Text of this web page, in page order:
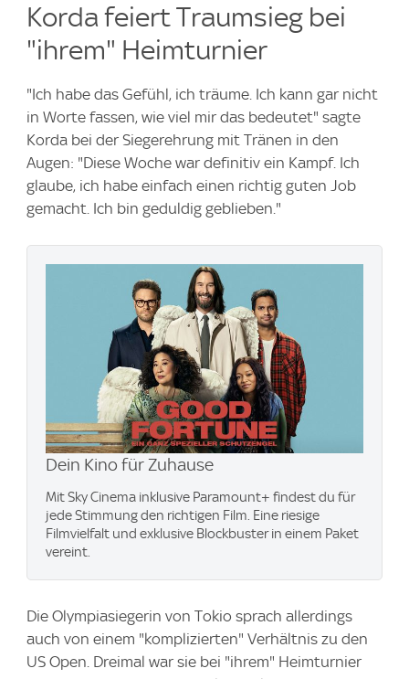
Korda feiert Traumsieg bei
"ihrem" Heimturnier
"Ich habe das Gefühl, ich träume. Ich kann gar nicht
in Worte fassen, wie viel mir das bedeutet" sagte
Korda bei der Siegerehrung mit Tränen in den
Augen: "Diese Woche war definitiv ein Kampf. Ich
glaube, ich habe einfach einen richtig guten Job
gemacht. Ich bin geduldig geblieben."
Dein Kino für Zuhause
Mit Sky Cinema inklusive Paramount+​ findest du für
jede Stimmung den richtigen Film. Eine riesige
Filmvielfalt und exklusive Blockbuster in einem Paket
vereint.
Die Olympiasiegerin von Tokio sprach allerdings
auch von einem "komplizierten" Verhältnis zu den
US Open. Dreimal war sie bei "ihrem" Heimturnier